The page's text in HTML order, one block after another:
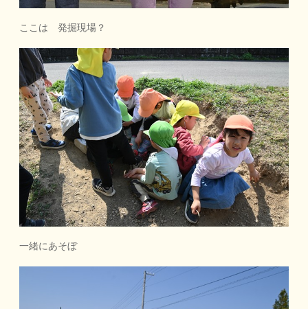
ここは 発掘現場？
一緒にあそぼ